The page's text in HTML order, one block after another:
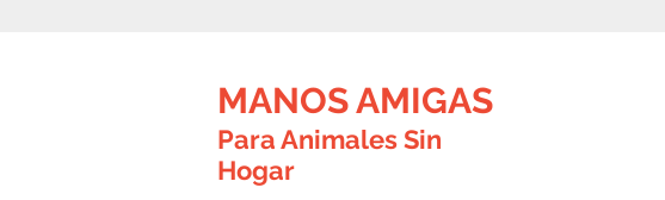
MANOS AMIGAS
Para Animales Sin
Hogar